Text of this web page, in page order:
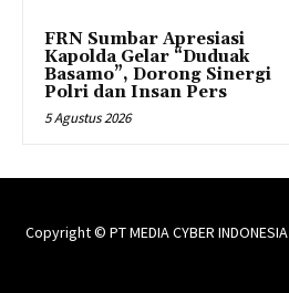
FRN Sumbar Apresiasi
Kapolda Gelar “Duduak
Basamo”, Dorong Sinergi
Polri dan Insan Pers
5 Agustus 2026
Copyright © PT MEDIA CYBER INDONESIA